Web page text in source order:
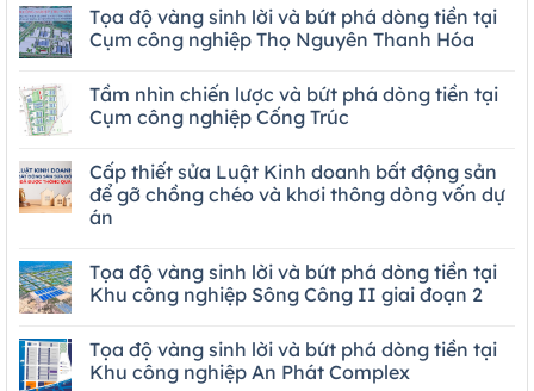
Tọa độ vàng sinh lời và bứt phá dòng tiền tại
Cụm công nghiệp Thọ Nguyên Thanh Hóa
Tầm nhìn chiến lược và bứt phá dòng tiền tại
Cụm công nghiệp Cống Trúc
Cấp thiết sửa Luật Kinh doanh bất động sản
để gỡ chồng chéo và khơi thông dòng vốn dự
án
Tọa độ vàng sinh lời và bứt phá dòng tiền tại
Khu công nghiệp Sông Công II giai đoạn 2
Tọa độ vàng sinh lời và bứt phá dòng tiền tại
Khu công nghiệp An Phát Complex